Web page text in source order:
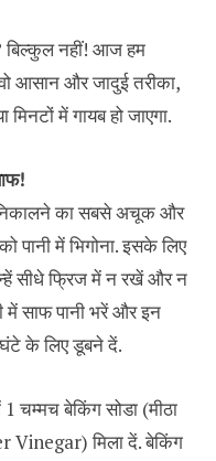
बिल्कुल नहीं! आज हम
आसान और जादुई तरीका,
में गायब हो जाएगा.
का सबसे अचूक और
पानी में भिगोना. इसके लिए
सीधे फ्रिज में न रखें और न
में साफ पानी भरें और इन
के लिए डूबने दें.
चम्मच बेकिंग सोडा (मीठा
Vinegar) मिला दें. बेकिंग